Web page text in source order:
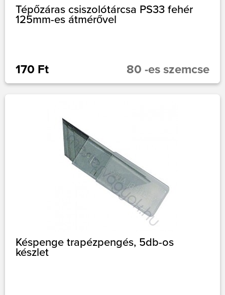
Tépőzáras csiszolótárcsa PS33 fehér
125mm-es átmérővel
170 Ft 80 -es szemcse
Késpenge trapézpengés, 5db-os
készlet